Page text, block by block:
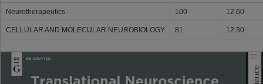
Neurotherapeutics 100 12.60
CELLULAR AND MOLECULAR NEUROBIOLOGY 81 12.30